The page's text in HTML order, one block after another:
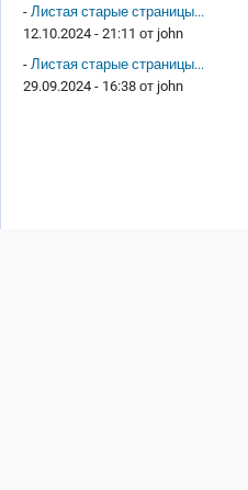
- Листая старые страницы...
12.10.2024 - 21:11 от john
- Листая старые страницы...
29.09.2024 - 16:38 от john